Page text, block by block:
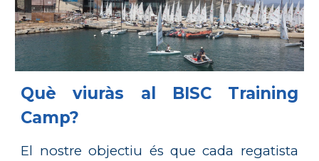
Què viuràs al BISC Training
Camp?
El nostre objectiu és que cada regatista